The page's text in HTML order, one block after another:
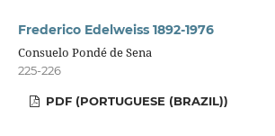
Frederico Edelweiss 1892-1976
Consuelo Pondé de Sena
225-226
PDF (PORTUGUESE (BRAZIL))